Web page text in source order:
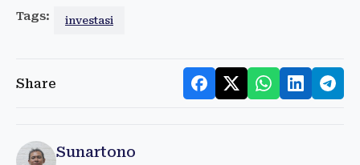
Tags: investasi
Share
Sunartono